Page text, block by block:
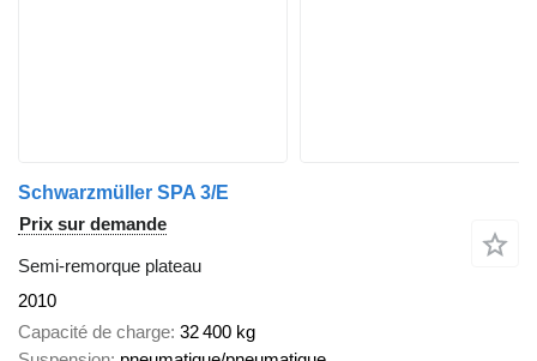
Schwarzmüller SPA 3/E
Prix sur demande
Semi-remorque plateau
2010
Capacité de charge 32 400 kg